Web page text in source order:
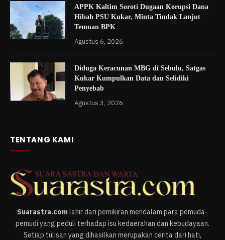
APPK Kaltim Soroti Dugaan Korupsi Dana
Hibah PSU Kukar, Minta Tindak Lanjut
Temuan BPK
Agustus 6, 2026
Diduga Keracunan MBG di Sebulu, Satgas
Kukar Kumpulkan Data dan Selidiki
Penyebab
Agustus 3, 2026
TENTANG KAMI
Suarastra.comlahir dari pemikiran mendalam para pemuda-
pemudi yang peduli terhadap isu kedaerahan dan kebudayaan.
Setiap tulisan yang dihasilkan merupakan cerita dari hati,